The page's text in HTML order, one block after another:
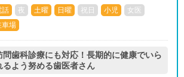
話 夜 土曜 日曜 祝日 小児
女医
車場
問歯科診療にも対応！長期的に健康でいら
るよう努める歯医者さん